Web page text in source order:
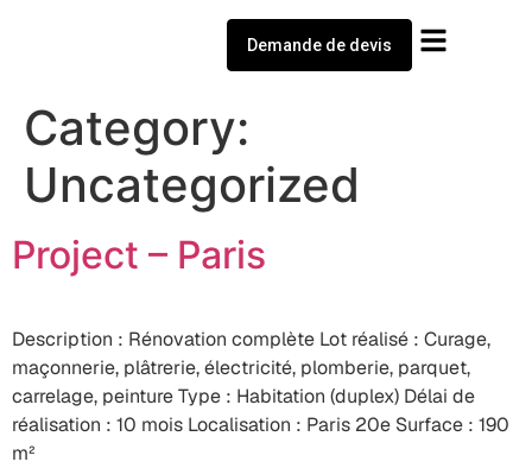
Demande de devis
Category:
Uncategorized
Project – Paris
Description : Rénovation complète Lot réalisé : Curage,
maçonnerie, plâtrerie, électricité, plomberie, parquet,
carrelage, peinture Type : Habitation (duplex) Délai de
réalisation : 10 mois Localisation : Paris 20e Surface : 190
m²